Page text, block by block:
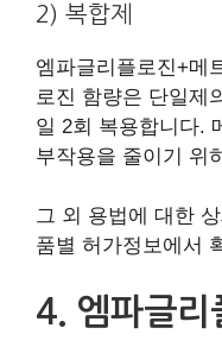
2) 복합제
엠파글리플로진+메
로진 함량은 단일제
일 2회 복용합니다.
부작용을 줄이기 위
그 외 용법에 대한
품별 허가정보에서
4. 엠파글리